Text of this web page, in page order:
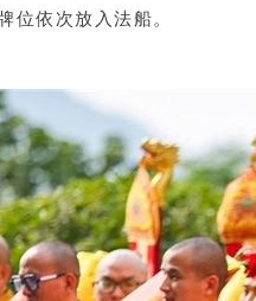
位依次放入法船。